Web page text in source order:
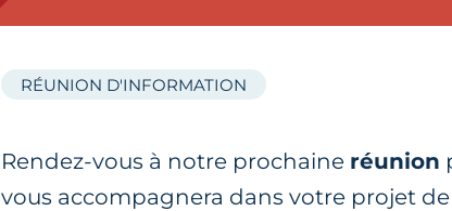
RÉUNION D'INFORMATION
Rendez-vous à notre prochaine réunion
vous accompagnera dans votre projet